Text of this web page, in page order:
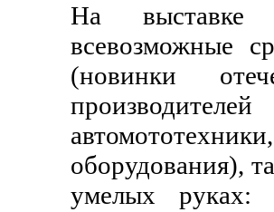
На выставке
всевозможные
(новинки
оборудования),
умелых руках: